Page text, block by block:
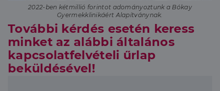
2022-ben kétmillió forintot adományoztunk a Bókay
Gyermekklinikáért Alapítványnak.
További kérdés esetén keress
minket az alábbi általános
kapcsolatfelvételi űrlap
beküldésével!